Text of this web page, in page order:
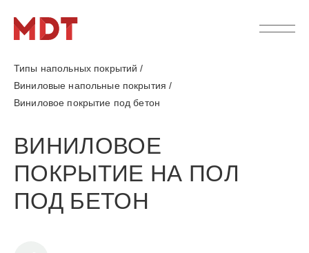
Типы напольных покрытий /
Виниловые напольные покрытия /
Виниловое покрытие под бетон
ВИНИЛОВОЕ
ПОКРЫТИЕ НА ПОЛ
ПОД БЕТОН